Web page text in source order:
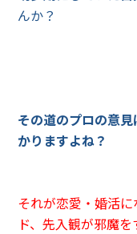
んか？
その道のプロの意
かりますよね？
それが恋愛・婚活
ド、先入観が邪魔